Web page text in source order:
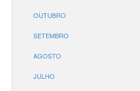
OUTUBRO
SETEMBRO
AGOSTO
JULHO